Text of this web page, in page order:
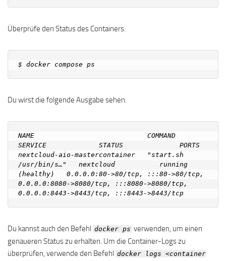
Überprüfe den Status des Containers.
Du wirst die folgende Ausgabe sehen.
NAME                            COMMAND
SERVICE             STATUS              PORTS
nextcloud-aio-mastercontainer   "start.sh
/usr/bin/s…"   nextcloud           running
(healthy)   0.0.0.0:80->80/tcp, :::80->80/tcp,
0.0.0.0:8080->8080/tcp, :::8080->8080/tcp,
Du kannst auch den Befehl docker ps verwenden, um einen
genaueren Status zu erhalten. Um die Container-Logs zu
überprüfen, verwende den Befehl docker logs <container